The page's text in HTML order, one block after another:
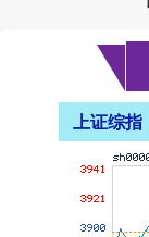
上证综指